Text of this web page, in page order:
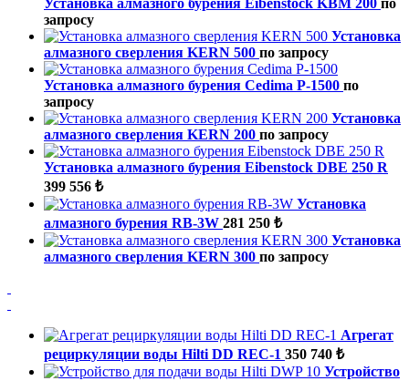
запросу
Установка
алмазного сверления KERN 500 по запросу
Установка алмазного бурения Cedima P-1500 по
запросу
Установка
алмазного сверления KERN 200 по запросу
Установка алмазного бурения Eibenstock DBE 250 R
399 556 ₺
Установка
алмазного бурения RB-3W 281 250 ₺
Установка
алмазного сверления KERN 300 по запросу
Агрегат
рециркуляции воды Hilti DD REC-1 350 740 ₺
Устройство